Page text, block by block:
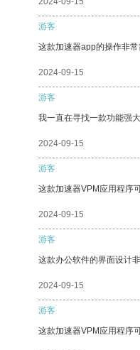
游客
这款加速器app的操作非常
2024-09-15
游客
我一直在寻找一款功能强
2024-09-15
游客
这款加速器VPM应用程序
2024-09-15
游客
这款办公软件的界面设计
2024-09-15
游客
这款加速器VPM应用程序